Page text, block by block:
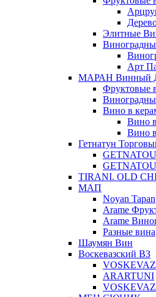
Элитные
Арт
МАРАН Винный
Фруктовые
Вино в
Вино
Вино
Гетнатун
TIRANI. OLD
МАП
Noyan Tapan
Arame
Arame
Разные вина
Шаумян Вин
Воскевазский ВЗ
VOSKEVAZ
ARARTUNI